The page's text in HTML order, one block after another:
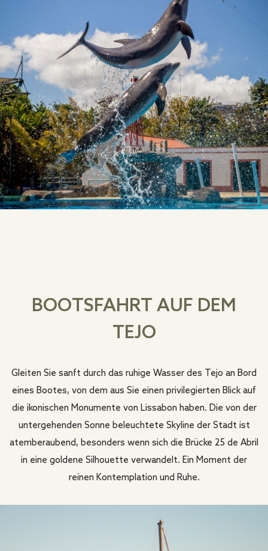
BOOTSFAHRT AUF DEM
TEJO
Gleiten Sie sanft durch das ruhige Wasser des Tejo an Bord
eines Bootes, von dem aus Sie einen privilegierten Blick auf
die ikonischen Monumente von Lissabon haben. Die von der
untergehenden Sonne beleuchtete Skyline der Stadt ist
atemberaubend, besonders wenn sich die Brücke 25 de Abril
in eine goldene Silhouette verwandelt. Ein Moment der
reinen Kontemplation und Ruhe.